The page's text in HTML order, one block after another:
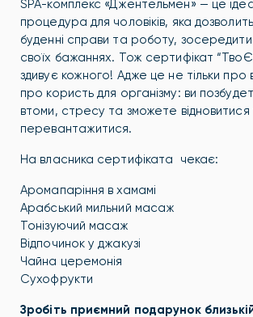
SPA-комплекс «Джентельмен» — це
процедура для чоловіків, яка
буденні справи та роботу,
своїх бажаннях. Тож сертифікат
здивує кожного! Адже це не тільки про
про користь для організму: ви
втоми, стресу та зможете відновитися
перевантажитися.
На власника сертифіката чекає:
Аромапаріння в хамамі
Арабський мильний масаж
Тонізуючий масаж
Відпочинок у джакузі
Чайна церемонія
Сухофрукти
Зробіть приємний подарунок